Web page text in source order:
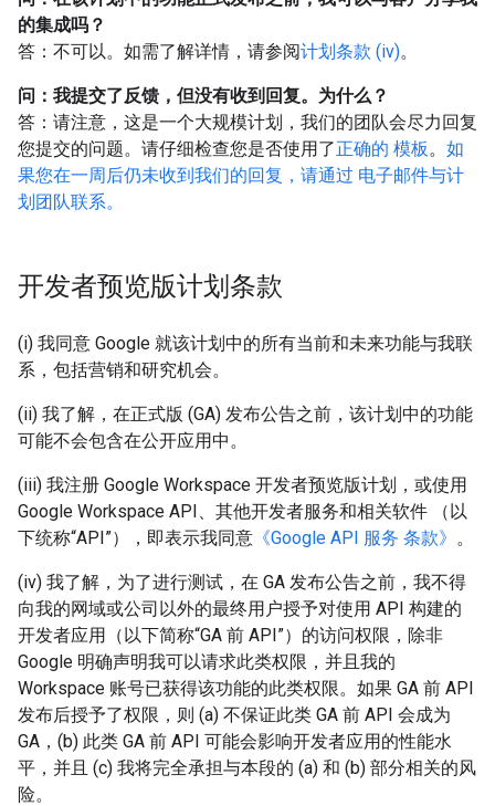
的集成吗？
答：不可以。如需了解详情，请参阅计划条款 (iv)。
问：我提交了反馈，但没有收到回复。为什么？
答：请注意，这是一个大规模计划，我们的团队会尽力回复
您提交的问题。请仔细检查您是否使用了正确的 模板。 如
果您在一周后仍未收到我们的回复，请通过 电子邮件与计
划团队联系。
开发者预览版计划条款
(i) 我同意 Google 就该计划中的所有当前和未来功能与我联
系，包括营销和研究机会。
(ii) 我了解，在正式版 (GA) 发布公告之前，该计划中的功能
可能不会包含在公开应用中。
(iii) 我注册 Google Workspace 开发者预览版计划，或使用
Google Workspace API、其他开发者服务和相关软件 （以
下统称“API”），即表示我同意 《Google API 服务 条款》 。
(iv) 我了解，为了进行测试，在 GA 发布公告之前，我不得
向我的网域或公司以外的最终用户授予对使用 API 构建的
开发者应用（以下简称“GA 前 API”）的访问权限，除非
Google 明确声明我可以请求此类权限，并且我的
Workspace 账号已获得该功能的此类权限。如果 GA 前 API
发布后授予了权限，则 (a) 不保证此类 GA 前 API 会成为
GA，(b) 此类 GA 前 API 可能会影响开发者应用的性能水
平，并且 (c) 我将完全承担与本段的 (a) 和 (b) 部分相关的风
险。